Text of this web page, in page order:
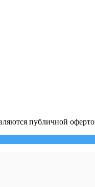
публичной